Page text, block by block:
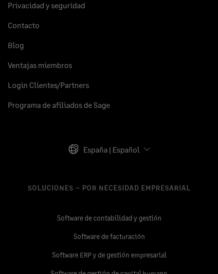
Privacidad y seguridad
Contacto
Blog
Ventajas miembros
Login Clientes/Partners
Programa de afiliados de Sage
España | Español
SOLUCIONES – POR NECESIDAD EMPRESARIAL
Software de contabilidad y gestión
Software de facturación
Software ERP y de gestión empresarial